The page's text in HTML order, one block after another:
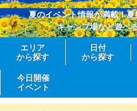
夏のイベント情報が満載！
キャンプ場など遊べ
エリア
から探す
日付
から探す
今日開催
イベント